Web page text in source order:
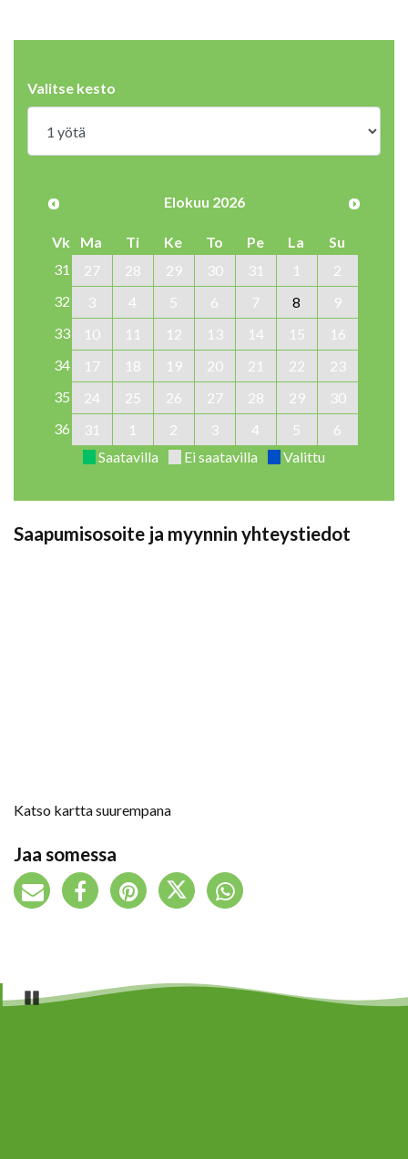
Valitse kesto
Elokuu 2026
Vk Ma Ti Ke To Pe La
Su
31
27 28 29 30 31 1
2
32
3 4 5 6 7 8
9
33
10 11 12 13 14 15
16
34
17 18 19 20 21 22
23
35
24 25 26 27 28 29
30
36
31 1 2 3 4 5
6
Saatavilla
Ei saatavilla Valittu
Saapumisosoite ja myynnin yhteystiedot
Katso kartta suurempana
Jaa somessa
Pause